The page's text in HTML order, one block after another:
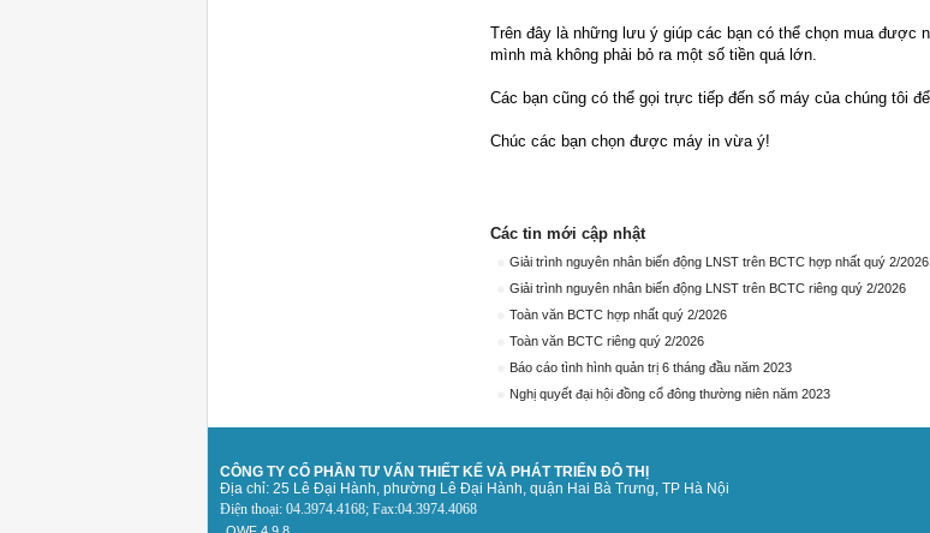
Trên đây là những lưu ý giúp các bạn có thể chọn mua
mình mà không phải bỏ ra một số tiền quá lớn.
Các bạn cũng có thể gọi trực tiếp đến số máy của chúng tôi
Chúc các bạn chọn được máy in vừa ý!
Các tin mới cập nhật
Giải trình nguyên nhân biến động LNST trên BCTC hợp nhất quý 2/2026
Giải trình nguyên nhân biến động LNST trên BCTC riêng quý 2/2026
Toàn văn BCTC hợp nhất quý 2/2026
Toàn văn BCTC riêng quý 2/2026
Báo cáo tình hình quản trị 6 tháng đầu năm 2023
Nghị quyết đại hội đồng cổ đông thường niên năm 2023
CÔNG TY CỔ PHẦN TƯ VẤN THIẾT KẾ VÀ PHÁT TRIỂN ĐÔ THỊ
Địa chỉ: 25 Lê Đại Hành, phường Lê Đại Hành, quận Hai Bà Trưng, TP Hà Nội
Điện thoại: 04.3974.4168; Fax:04.3974.4068